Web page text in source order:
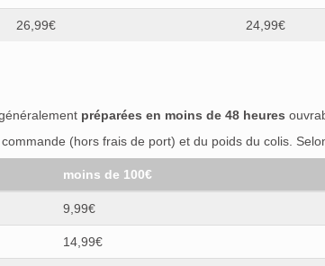
26,99€ 24,99€
préparées en moins de 48 heures
(hors frais de port) et du poids du colis.
moins de 100€
9,99€
14,99€